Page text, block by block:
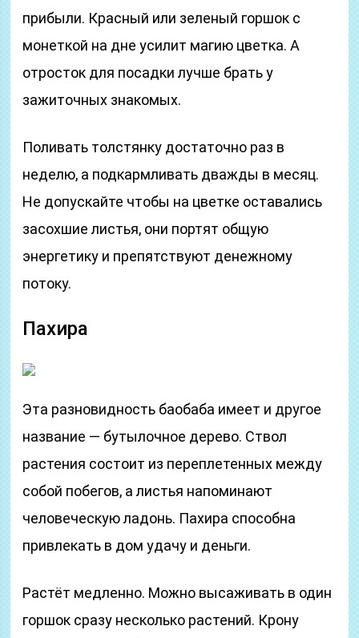
прибыли. Красный или зеленый горшок с
монеткой на дне усилит магию цветка. А
отросток для посадки лучше брать у
зажиточных знакомых.
Поливать толстянку достаточно раз в
неделю, а подкармливать дважды в месяц.
Не допускайте чтобы на цветке оставались
засохшие листья, они портят общую
энергетику и препятствуют денежному
потоку.
Пахира
Эта разновидность баобаба имеет и другое
название — бутылочное дерево. Ствол
растения состоит из переплетенных между
собой побегов, а листья напоминают
человеческую ладонь. Пахира способна
привлекать в дом удачу и деньги.
Растёт медленно. Можно высаживать в один
горшок сразу несколько растений. Крону